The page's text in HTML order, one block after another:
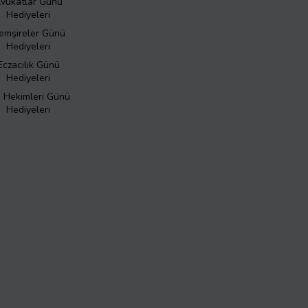
Hediyeleri
Günü
Hediyeleri
Günü
Hediyeleri
Hekimleri Günü
Hediyeleri